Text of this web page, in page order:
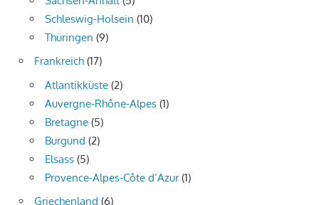
Schleswig-Holsein (10)
Thüringen (9)
Frankreich (17)
Atlantikküste (2)
Auvergne-Rhône-Alpes (1)
Bretagne (5)
Burgund (2)
Elsass (5)
Provence-Alpes-Côte d’Azur(1)
Griechenland (6)